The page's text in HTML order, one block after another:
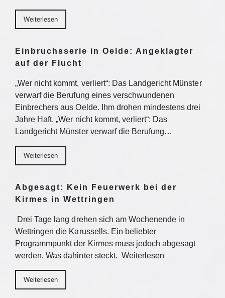
Weiterlesen
Einbruchsserie in Oelde: Angeklagter
auf der Flucht
„Wer nicht kommt, verliert“: Das Landgericht Münster
verwarf die Berufung eines verschwundenen
Einbrechers aus Oelde. Ihm drohen mindestens drei
Jahre Haft. „Wer nicht kommt, verliert“: Das
Landgericht Münster verwarf die Berufung…
Weiterlesen
Abgesagt: Kein Feuerwerk bei der
Kirmes in Wettringen
Drei Tage lang drehen sich am Wochenende in
Wettringen die Karussells. Ein beliebter
Programmpunkt der Kirmes muss jedoch abgesagt
werden. Was dahinter steckt. Weiterlesen
Weiterlesen